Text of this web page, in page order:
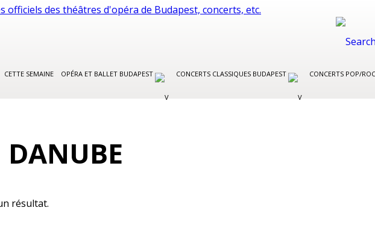
CETTE SEMAINE OPÉRA ET BALLET BUDAPEST CONCERTS CLASSIQUES BUDAPEST CONCERTS POP/
résultat.